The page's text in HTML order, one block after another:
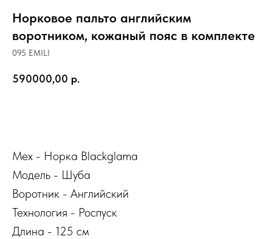
Норковое пальто английским
воротником, кожаный пояс в комплекте
095 EMILI
590000,00 р.
Мех - Норка Blackglama
Модель - Шуба
Воротник - Английский
Технология - Роспуск
Длина - 125 см